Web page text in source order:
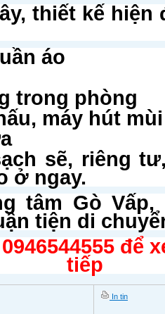
thiết kế hiện
áo
trong phòng
máy hút mùi
sẽ, riêng
ở ngay.
tâm Gò Vấp,
tiện di
để
tiếp
In tin